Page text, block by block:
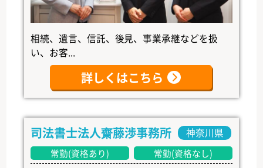
相続、遺言、信託、後見、事業承継などを扱
い、お客...
詳しくはこちら
司法書士法人齋藤渉事務所 神奈川県
常勤(資格あり) 常勤(資格なし)